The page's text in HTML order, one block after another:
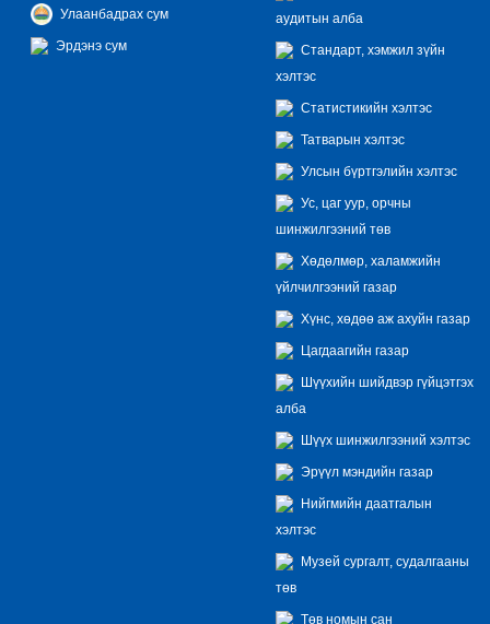
Улаанбадрах сум
Эрдэнэ сум
аудитын алба
Стандарт, хэмжил зүйн
хэлтэс
Статистикийн хэлтэс
Татварын хэлтэс
Улсын бүртгэлийн хэлтэс
Ус, цаг уур, орчны
шинжилгээний төв
Хөдөлмөр, халамжийн
үйлчилгээний газар
Хүнс, хөдөө аж ахуйн газар
Цагдаагийн газар
Шүүхийн шийдвэр гүйцэтгэх
алба
Шүүх шинжилгээний хэлтэс
Эрүүл мэндийн газар
Нийгмийн даатгалын
хэлтэс
Музей сургалт, судалгааны
төв
Төв номын сан